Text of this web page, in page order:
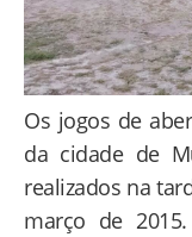
Os jogos de
da cidade de
realizados na
março de